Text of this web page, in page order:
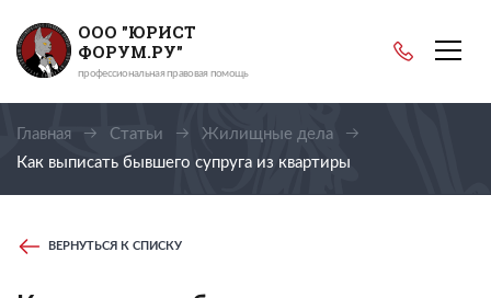
ООО "ЮРИСТ
ФОРУМ.РУ"
профессиональная правовая помощь
Главная Статьи
Жилищные дела
Как выписать бывшего супруга из квартиры
ВЕРНУТЬСЯ К СПИСКУ